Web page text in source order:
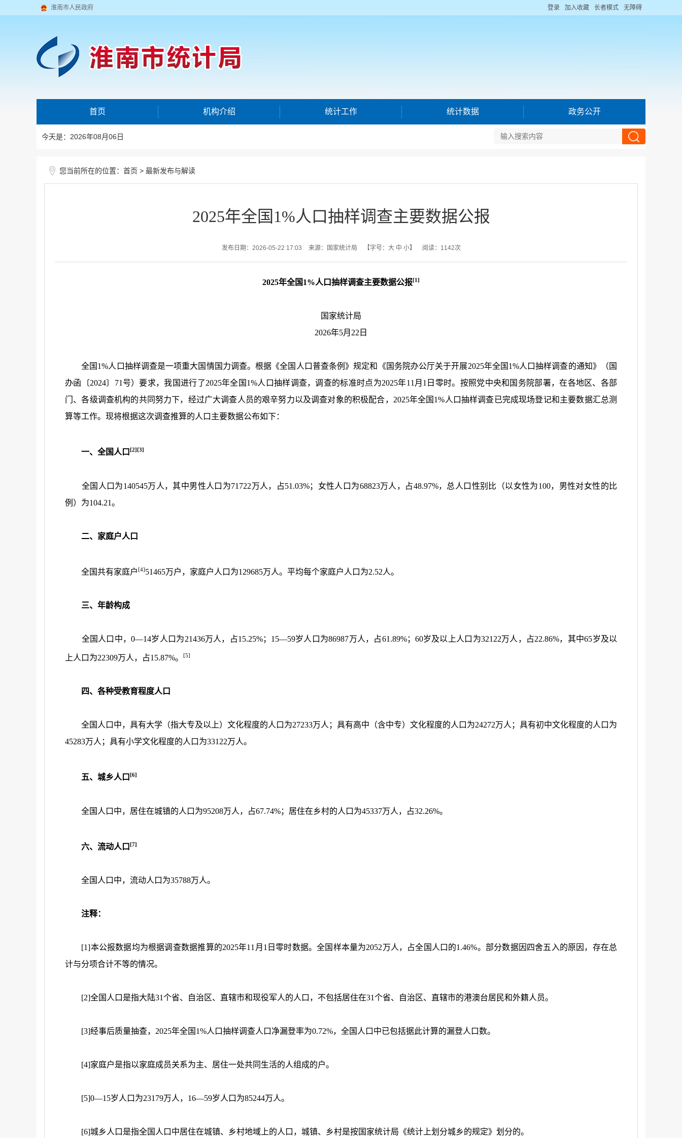
淮南市人民政府 登录 加入收藏 长者模式 无障碍
首页 机构介绍 统计工作 统计数据 政务公开
今天是：2026年08月06日
您当前所在的位置： 首页 > 最新发布与解读
2025年全国1%人口抽样调查主要数据公报
发布日期：2026-05-22 17:03 来源：国家统计局 【字号： 大 中 小】 阅读： 1142次
2025年全国 1%人口抽样调查主要数据公报[1]
国家统计局
2026年5月22日
全国 1%人口抽样调查是一项重大国情国力调查。根据《全国人口普查条例》规定和《国务院办公厅关于开展2025年全国 1%人口抽样调查的通知》（国
办函〔2024〕 71 号）要求，我国进行了2025年全国 1%人口抽样调查，调查的标准时点为2025年11 月 1 日零时。按照党中央和国务院部署，在各地区、各部
门、各级调查机构的共同努力下，经过广大调查人员的艰辛努力以及调查对象的积极配合， 2025年全国 1%人口抽样调查已完成现场登记和主要数据汇总测
算等工作。现将根据这次调查推算的人口主要数据公布如下：
一、全国人口 [2][3]
全国人口为140545万人，其中男性人口为71722万人，占51.03%；女性人口为68823万人，占48.97%，总人口性别比（以女性为100，男性对女性的比
例）为104.21。
二、家庭户人口
全国共有家庭户 [4] 51465万户，家庭户人口为129685万人。平均每个家庭户人口为2.52人。
三、年龄构成
全国人口中，0—14岁人口为21436万人，占15.25%； 15—59岁人口为86987万人，占61.89%； 60岁及以上人口为32122万人，占22.86%，其中65岁及以
上人口为22309万人，占15.87%。 [5]
四、各种受教育程度人口
全国人口中，具有大学（指大专及以上）文化程度的人口为27233万人；具有高中（含中专）文化程度的人口为24272万人；具有初中文化程度的人口为
45283万人；具有小学文化程度的人口为33122万人。
五、城乡人口 [6]
全国人口中，居住在城镇的人口为95208万人，占67.74%；居住在乡村的人口为45337万人，占32.26%。
六、流动人口 [7]
全国人口中，流动人口为35788万人。
注释：
[1]本公报数据均为根据调查数据推算的2025年11月1日零时数据。全国样本量为2052万人，占全国人口的1.46%。部分数据因四舍五入的原因，存在总
计与分项合计不等的情况。
[2]全国人口是指大陆31个省、自治区、直辖市和现役军人的人口，不包括居住在31个省、自治区、直辖市的港澳台居民和外籍人员。
[3]经事后质量抽查，2025年全国1%人口抽样调查人口净漏登率为0.72%，全国人口中已包括据此计算的漏登人口数。
[4]家庭户是指以家庭成员关系为主、居住一处共同生活的人组成的户。
[5]0—15岁人口为23179万人，16—59岁人口为85244万人。
[6]城乡人口是指全国人口中居住在城镇、乡村地域上的人口，城镇、乡村是按国家统计局《统计上划分城乡的规定》划分的。